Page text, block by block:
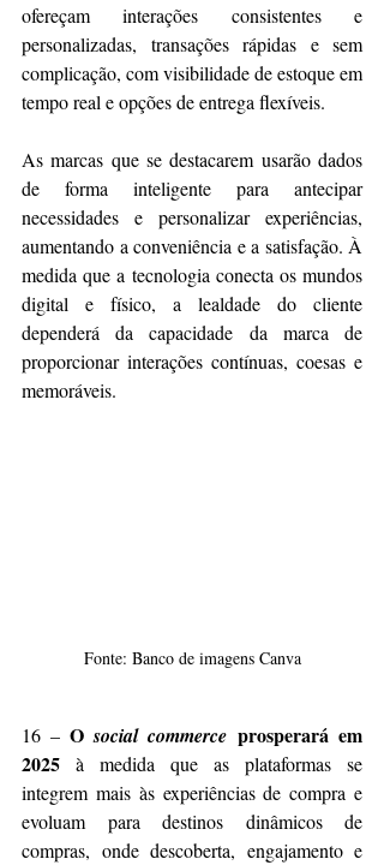
ofereçam interações consistentes e
personalizadas, transações rápidas e sem
complicação, com visibilidade de estoque em
tempo real e opções de entrega flexíveis.
As marcas que se destacarem usarão dados
de forma inteligente para antecipar
necessidades e personalizar experiências,
aumentando a conveniência e a satisfação. À
medida que a tecnologia conecta os mundos
digital e físico, a lealdade do cliente
dependerá da capacidade da marca de
proporcionar interações contínuas, coesas e
memoráveis.
Fonte: Banco de imagens Canva
16 – O social commerce prosperará em
2025 à medida que as plataformas se
integrem mais às experiências de compra e
evoluam para destinos dinâmicos de
compras, onde descoberta, engajamento e